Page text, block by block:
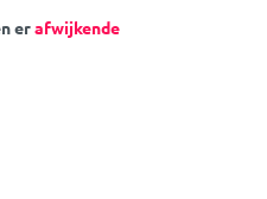
erafwijkende